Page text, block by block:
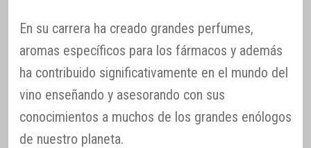
En su carrera ha creado grandes perfumes,
aromas específicos para los fármacos y además
ha contribuido significativamente en el mundo del
vino enseñando y asesorando con sus
conocimientos a muchos de los grandes enólogos
de nuestro planeta.